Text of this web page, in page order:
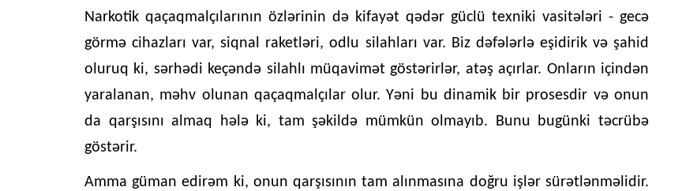
Narkotik qaçaqmalçılarının özlərinin də kifayət qədər güclü texniki vasitələri - gecə
görmə cihazları var, siqnal raketləri, odlu silahları var. Biz dəfələrlə eşidirik və şahid
oluruq ki, sərhədi keçəndə silahlı müqavimət göstərirlər, atəş açırlar. Onların içindən
yaralanan, məhv olunan qaçaqmalçılar olur. Yəni bu dinamik bir prosesdir və onun
da qarşısını almaq hələ ki, tam şəkildə mümkün olmayıb. Bunu bugünki təcrübə
göstərir.
Amma güman edirəm ki, onun qarşısının tam alınmasına doğru işlər sürətlənməlidir.